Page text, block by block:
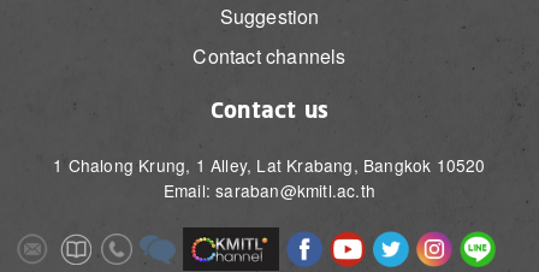
Suggestion
Contact channels
Contact us
1 Chalong Krung, 1 Alley, Lat Krabang, Bangkok 10520
Email: saraban@kmitl.ac.th
ImageImageImageImage Image ImageImageImageImageImage